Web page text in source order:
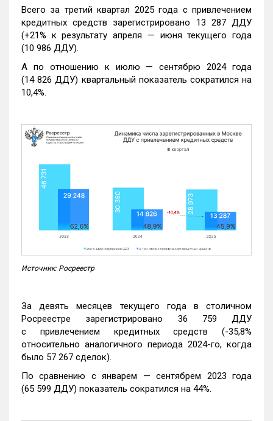
Всего за третий квартал 2025 года с привлечением
кредитных средств зарегистрировано 13 287 ДДУ
(+21% к результату апреля — июня текущего года
(10 986 ДДУ).
А по отношению к июлю — сентябрю 2024 года
(14 826 ДДУ) квартальный показатель сократился на
10,4%.
Источник: Росреестр
За девять месяцев текущего года в столичном
Росреестре зарегистрировано 36 759 ДДУ
с привлечением кредитных средств (-35,8%
относительно аналогичного периода 2024-го, когда
было 57 267 сделок).
По сравнению с январем — сентябрем 2023 года
(65 599 ДДУ) показатель сократился на 44%.